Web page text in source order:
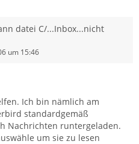
datei C/...Inbox...nicht
um 15:46
Ich bin nämlich am
standardgemäß
Nachrichten runtergeladen.
um sie zu lesen